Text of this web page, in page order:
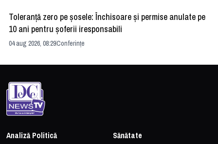
Toleranță zero pe șosele: Închisoare și permise anulate pe
10 ani pentru șoferii iresponsabili
04 aug 2026, 08:29Conferințe
Analiză Politică
Sănătate